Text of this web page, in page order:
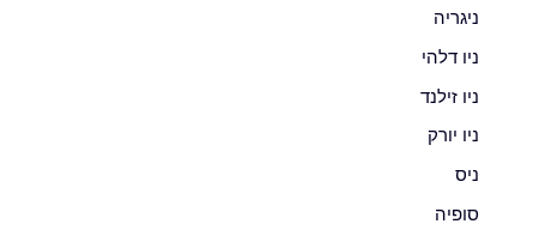
ניגריה
ניו דלהי
ניו זילנד
ניו יורק
ניס
סופיה